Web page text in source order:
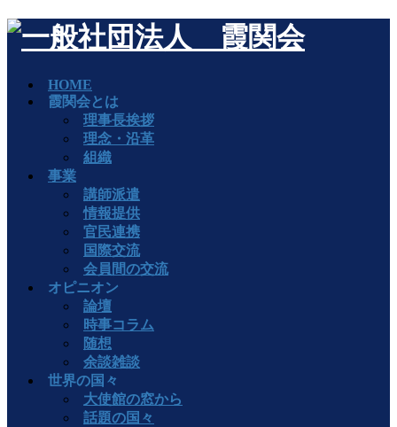
HOME
霞関会とは
理事長挨拶
理念・沿革
組織
事業
講師派遣
情報提供
官民連携
国際交流
会員間の交流
オピニオン
論壇
時事コラム
随想
余談雑談
世界の国々
大使館の窓から
話題の国々